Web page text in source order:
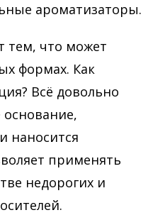
ароматизаторы.
тем, что может
формах. Как
Всё довольно
наносится
применять
недорогих и